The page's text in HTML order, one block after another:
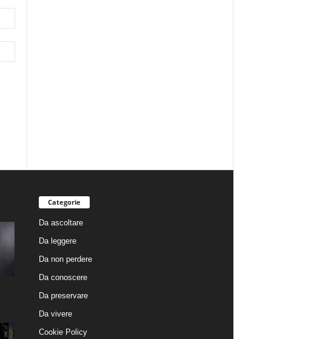
Categorie
Da ascoltare
Da leggere
Da non perdere
Da conoscere
Da preservare
Da vivere
Cookie Policy